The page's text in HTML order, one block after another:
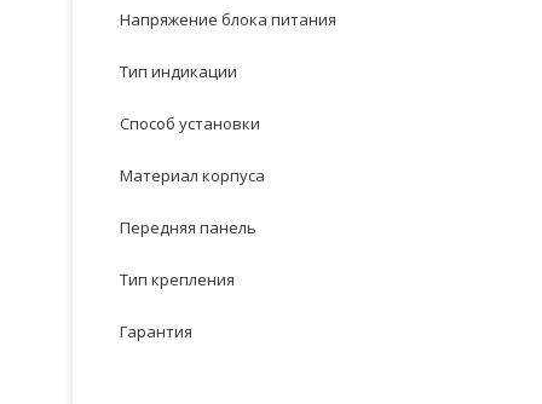
Напряжение блока питания
Тип индикации
Способ установки
Материал корпуса
Передняя панель
Тип крепления
Гарантия